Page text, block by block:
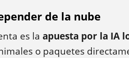
de la nube
es laapuesta por la IA
o paquetes